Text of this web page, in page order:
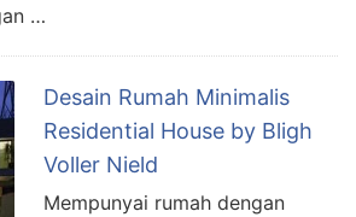
…
Desain Rumah Minimalis
Residential House by Bligh
Voller Nield
Mempunyai rumah dengan